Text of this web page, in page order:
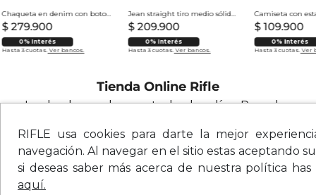
RIFLE usa cookies para darte la mejor
navegación. Al navegar en el sitio estas aceptando
si deseas saber más acerca de nuestra política has
aquí.
Chaqueta en denim con botones para hombre
$ 279.900
0% Interés
Hasta 3 cuotas. Ver bancos.
Jean straight tiro medio sólido para hombre
$ 209.900
0% Interés
Hasta 3 cuotas. Ver bancos.
$ 109.900
0% Interés
Hasta 3 cuotas. Ver
Tienda Online Rifle
Looks de moda para todos los días. Prendas